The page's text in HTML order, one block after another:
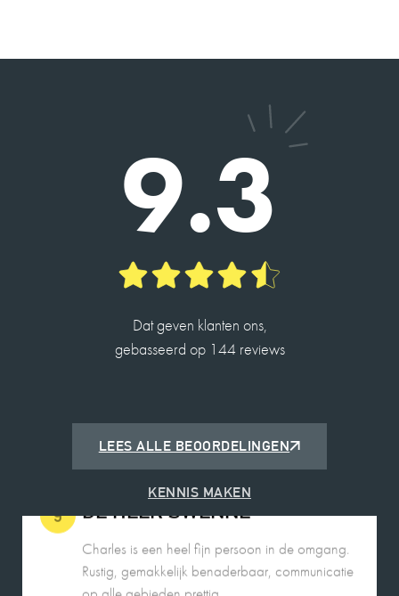
9.3
Dat geven klanten ons,
gebasseerd op 144 reviews
LEES ALLE BEOORDELINGEN
KENNIS MAKEN
Charles heeft ons geholpen met de verkoop van
verliep vlot en hij is erg betrokken.
Hij is een hele aardige man en heeft veel kennis.
2026-05-14
ROBIN DE JONG
heeft me op een prettige manier door het proces
begeleid met de verkoop van mijn woning.
DE HEER SWENNE
Charles is een heel fijn persoon in de omgang.
Rustig, gemakkelijk benaderbaar, communicatie
op alle gebieden prettig.
Kennis van zaken, goede begeleiding.